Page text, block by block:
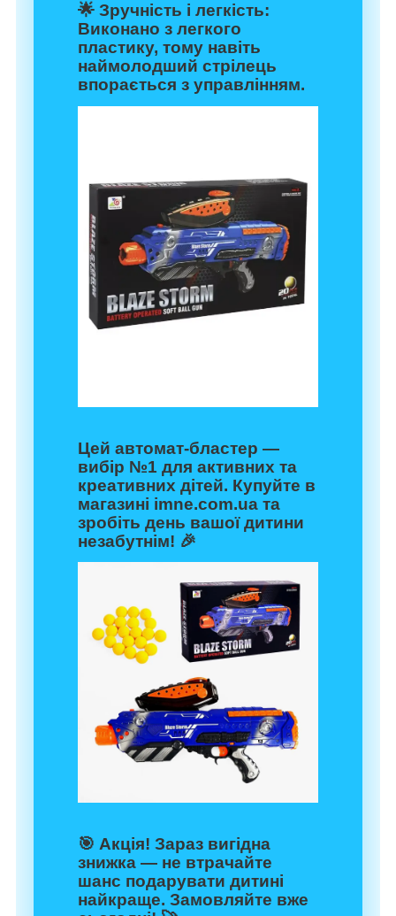
🌟 Зручність і легкість:
Виконано з легкого
пластику, тому навіть
наймолодший стрілець
впорається з управлінням.
Цей автомат-бластер —
вибір №1 для активних та
креативних дітей. Купуйте в
магазині imne.com.ua та
зробіть день вашої дитини
незабутнім! 🎉
🎯 Акція! Зараз вигідна
знижка — не втрачайте
шанс подарувати дитині
найкраще. Замовляйте вже